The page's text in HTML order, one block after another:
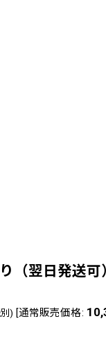
り（翌日発
) [通常販売価格: